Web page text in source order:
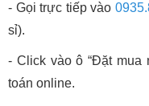
- Gọi trực tiếp vào
sỉ).
- Click vào ô “Đặt mua
toán online.